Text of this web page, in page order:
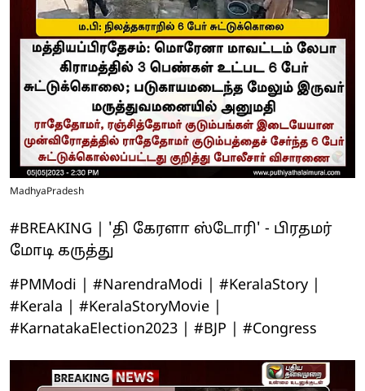
MadhyaPradesh
#BREAKING | 'தி கேரளா ஸ்டோரி' - பிரதமர்
மோடி கருத்து
#PMModi | #NarendraModi | #KeralaStory |
#Kerala | #KeralaStoryMovie |
#KarnatakaElection2023 | #BJP | #Congress